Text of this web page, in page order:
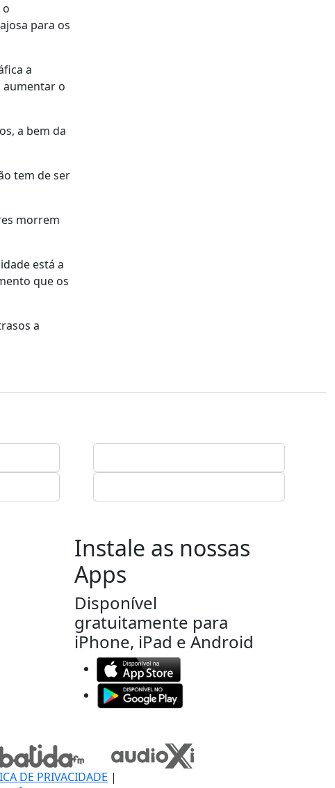
para os
a
aumentar o
a bem da
tem de ser
morrem
está a
que os
a
Instale as nossas
Apps
Disponível
gratuitamente para
iPhone, iPad e Android
DE PRIVACIDADE |